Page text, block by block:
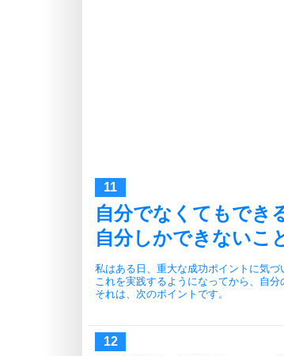
自分でなくてもでき
自分しかできないこ
私はある日、重大な成功ポイントに気づ
これを実践するようになってから、自
それは、次のポイントです。